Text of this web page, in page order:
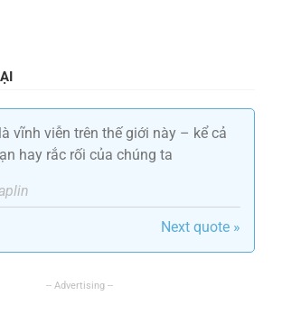
vĩnh viễn trên thế giới này – kể cả
hay rắc rối của chúng ta
Next quote »